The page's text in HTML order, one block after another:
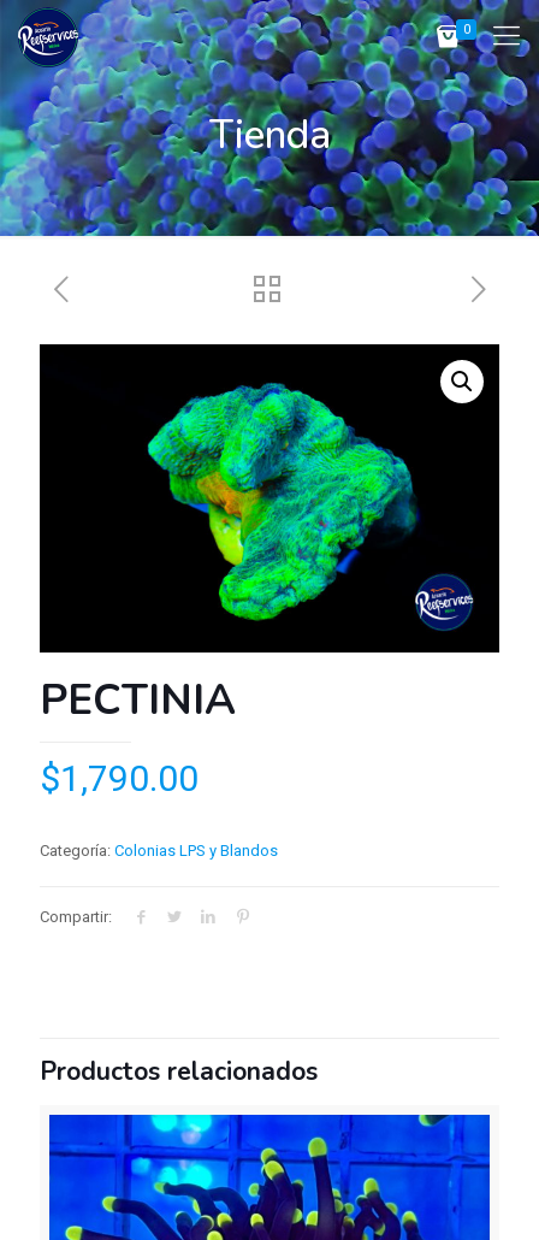
0
Tienda
PECTINIA
$1,790.00
Categoría: Colonias LPS y Blandos
Compartir:
Productos relacionados